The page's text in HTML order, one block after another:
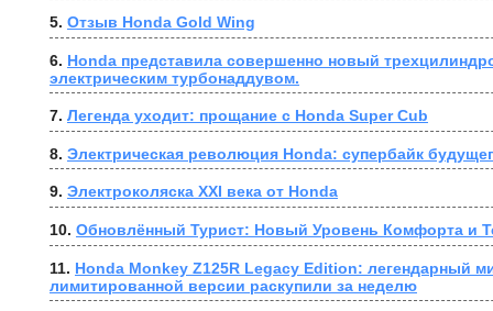
5. Отзыв Honda Gold Wing
6. Honda представила совершенно новый
электрическим турбонаддувом.
7. Легенда уходит: прощание с Honda Super Cub
8. Электрическая революция Honda: супербайк
9. Электроколяска XXI века от Honda
10. Обновлённый Турист: Новый Уровень Комфорта и
11. Honda Monkey Z125R Legacy Edition: легендарный
лимитированной версии раскупили за неделю